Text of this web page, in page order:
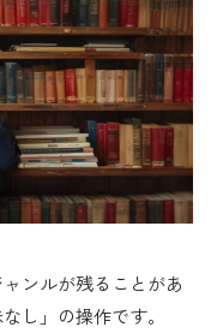
ンルが残ることがあ
し」の操作です。